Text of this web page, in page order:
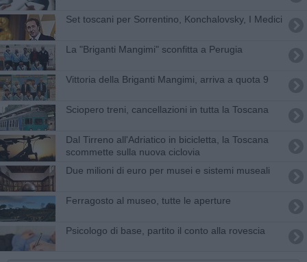
Set toscani per Sorrentino, Konchalovsky, I Medici
La "Briganti Mangimi" sconfitta a Perugia
Vittoria della Briganti Mangimi, arriva a quota 9
Sciopero treni, cancellazioni in tutta la Toscana
Dal Tirreno all'Adriatico in bicicletta, la Toscana
scommette sulla nuova ciclovia
Due milioni di euro per musei e sistemi museali
Ferragosto al museo, tutte le aperture
Psicologo di base, partito il conto alla rovescia